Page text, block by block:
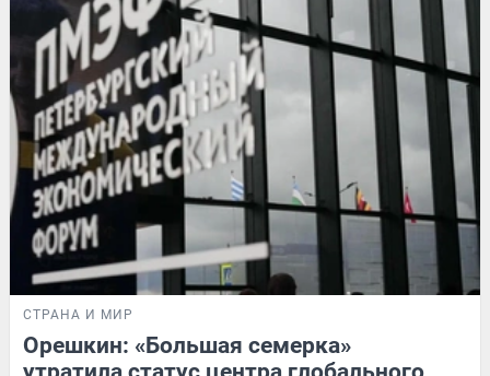
СТРАНА И МИР
Орешкин: «Большая семерка»